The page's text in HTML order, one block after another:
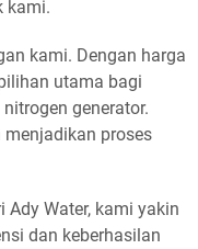
kami.
kami. Dengan harga
utama bagi
generator.
proses
Water, kami yakin
dan keberhasilan